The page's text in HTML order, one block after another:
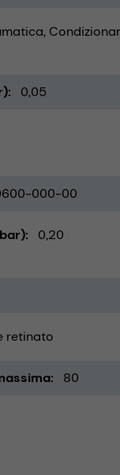
0,05
000-00
0,20
retinato
80